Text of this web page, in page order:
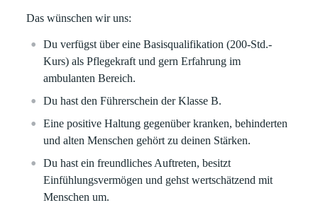
Das wünschen wir uns:
Du verfügst über eine Basisqualifikation (200-Std.-
Kurs) als Pflegekraft und gern Erfahrung im
ambulanten Bereich.
Du hast den Führerschein der Klasse B.
Eine positive Haltung gegenüber kranken, behinderten
und alten Menschen gehört zu deinen Stärken.
Du hast ein freundliches Auftreten, besitzt
Einfühlungsvermögen und gehst wertschätzend mit
Menschen um.